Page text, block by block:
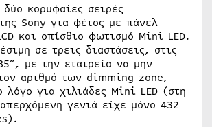
κορυφαίες σειρές
Sony για φέτος με πάνελ
και οπίσθιο φωτισμό Mini LED.
σε τρεις διαστάσεις, στις
με την εταιρεία να μην
αριθμό των dimming zone,
λόγο για χιλιάδες Mini LED (στη
γενιά είχε μόνο 432